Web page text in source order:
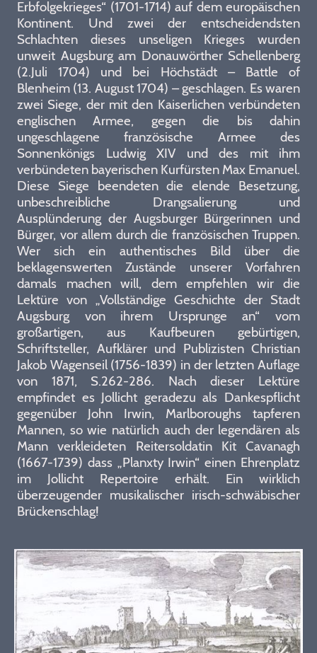
Erbfolgekrieges“ (1701-1714) auf dem europäischen
Kontinent. Und zwei der entscheidendsten
Schlachten dieses unseligen Krieges wurden
unweit Augsburg am Donauwörther Schellenberg
(2.Juli 1704) und bei Höchstädt – Battle of
Blenheim (13. August 1704) – geschlagen. Es waren
zwei Siege, der mit den Kaiserlichen verbündeten
englischen Armee, gegen die bis dahin
ungeschlagene französische Armee des
Sonnenkönigs Ludwig XIV und des mit ihm
verbündeten bayerischen Kurfürsten Max Emanuel.
Diese Siege beendeten die elende Besetzung,
unbeschreibliche Drangsalierung und
Ausplünderung der Augsburger Bürgerinnen und
Bürger, vor allem durch die französischen Truppen.
Wer sich ein authentisches Bild über die
beklagenswerten Zustände unserer Vorfahren
damals machen will, dem empfehlen wir die
Lektüre von „Vollständige Geschichte der Stadt
Augsburg von ihrem Ursprunge an“ vom
großartigen, aus Kaufbeuren gebürtigen,
Schriftsteller, Aufklärer und Publizisten Christian
Jakob Wagenseil (1756-1839) in der letzten Auflage
von 1871, S.262-286. Nach dieser Lektüre
empfindet es Jollicht geradezu als Dankespflicht
gegenüber John Irwin, Marlboroughs tapferen
Mannen, so wie natürlich auch der legendären als
Mann verkleideten Reitersoldatin Kit Cavanagh
(1667-1739) dass „Planxty Irwin“ einen Ehrenplatz
im Jollicht Repertoire erhält. Ein wirklich
überzeugender musikalischer irisch-schwäbischer
Brückenschlag!